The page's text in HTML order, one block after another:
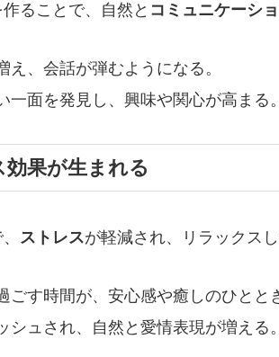
ることで、自然と コミュニケーシ
え、会話が弾むようになる。
一面を発見し、興味や関心が高まる。
果が生まれる
ストレスが軽減され、リラックス
ごす時間が、安心感や癒しのひとと
シュされ、自然と愛情表現が増える。